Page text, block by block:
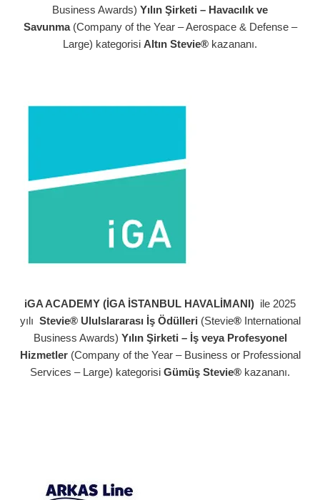
Business Awards) Yılın Şirketi – Havacılık ve
Savunma(Company of the Year – Aerospace & Defense –
Large) kategorisi Altın Stevie® kazananı.
iGA ACADEMY (İGA İSTANBUL HAVALİMANI) ile 2025
yılı Stevie® Ululslararası İş Ödülleri (Stevie®International
Business Awards) Yılın Şirketi – İş veya Profesyonel
Hizmetler (Company of the Year – Business or Professional
Services – Large) kategorisi Gümüş Stevie® kazananı.